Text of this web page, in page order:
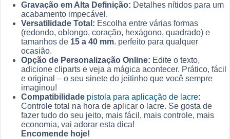
Gravação em Alta Definição: Detalhes nítidos para um
acabamento impecável.
Versatilidade Total: Escolha entre várias formas
(redondo, oblongo, coração, hexágono, quadrado) e
tamanhos de 15 a 40 mm. perfeito para qualquer
ocasião.
Opção de Personalização Online: Edite o texto,
adicione cliparts e veja a mágica acontecer. Prático, fácil
e original – o seu sinete do jeitinho que você sempre
imaginou!
Compatibilidade pistola para aplicação de lacre:
Controle total na hora de aplicar o lacre. Se gosta de
fazer tudo do seu jeito, mais fácil, mais controle, mais
economia, vai adorar esta dica!
Encomende hoje!